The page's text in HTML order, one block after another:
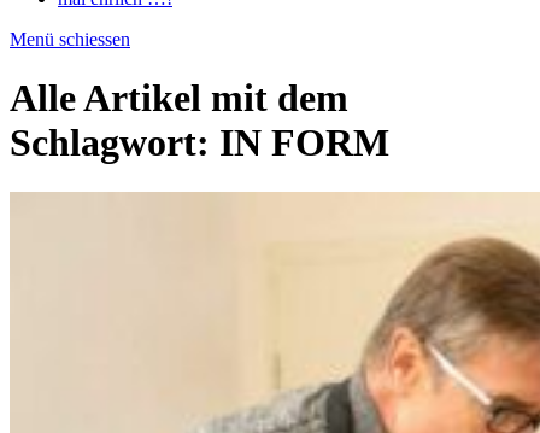
Menü schiessen
Alle Artikel mit dem
Schlagwort: IN FORM